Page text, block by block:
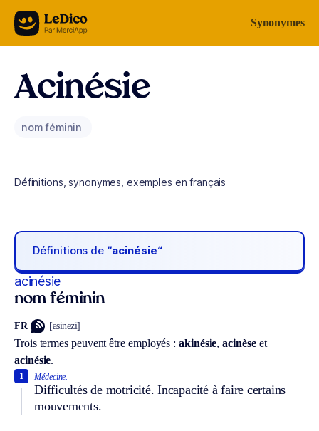
Aller au contenu Synonymes
Acinésie
nom féminin
Définitions, synonymes, exemples en français
Définitions de “acinésie“
acinésie
nom féminin
FR [asinezi]
Trois termes peuvent être employés :akinésie,acinèseet
acinésie.
Médecine.
Difficultés de motricité. Incapacité à faire certains
mouvements.
1